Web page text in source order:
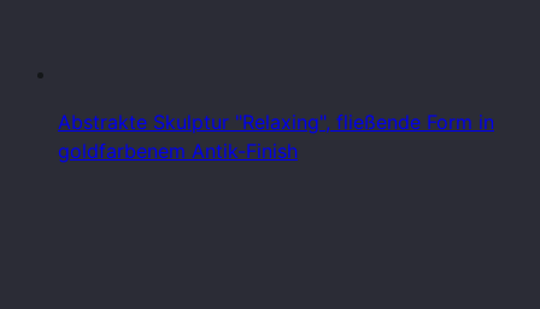
Abstrakte Skulptur "Relaxing", fließende Form in
goldfarbenem Antik-Finish